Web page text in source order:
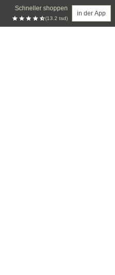
Schneller shoppen
(13.2 tsd)
in der App